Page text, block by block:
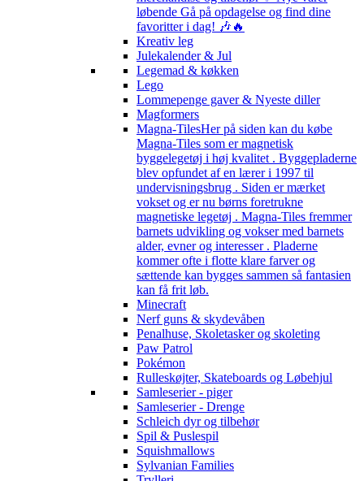
løbende Gå på opdagelse og find dine
favoritter i dag! 🎶🔥
Kreativ leg
Julekalender & Jul
Legemad & køkken
Lego
Lommepenge gaver & Nyeste diller
Magformers
Magna-TilesHer på siden kan du købe
Magna-Tiles som er magnetisk
byggelegetøj i høj kvalitet . Byggepladerne
blev opfundet af en lærer i 1997 til
undervisningsbrug . Siden er mærket
vokset og er nu børns foretrukne
magnetiske legetøj . Magna-Tiles fremmer
barnets udvikling og vokser med barnets
alder, evner og interesser . Pladerne
kommer ofte i flotte klare farver og
sættende kan bygges sammen så fantasien
kan få frit løb.
Minecraft
Nerf guns & skydevåben
Penalhuse, Skoletasker og skoleting
Paw Patrol
Pokémon
Rulleskøjter, Skateboards og Løbehjul
Samleserier - piger
Samleserier - Drenge
Schleich dyr og tilbehør
Spil & Puslespil
Squishmallows
Sylvanian Families